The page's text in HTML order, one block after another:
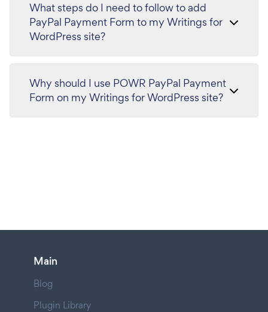
What steps do I need to follow to add
PayPal Payment Form to my Writings for
WordPress site?
Why should I use POWR PayPal Payment
Form on my Writings for WordPress site?
Main
Blog
Plugin Library